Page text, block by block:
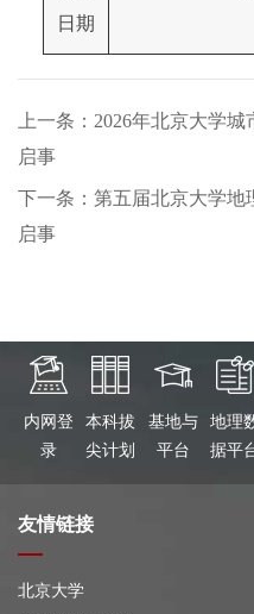
日期
上一条：2026年北京大学
启事
下一条：第五届北京大学
启事
内网登
录
本科拔
尖计划
基地与
平台
地理
据平
友情链接
北京大学